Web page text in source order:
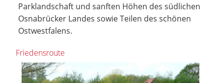
Parklandschaft und sanften Höhen des südlichen
Osnabrücker Landes sowie Teilen des schönen
Ostwestfalens.
Friedensroute